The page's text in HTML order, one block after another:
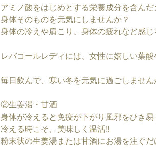
アミノ酸をはじめとする栄養成分を含ん
身体そのものを元気にしませんか？
身体の冷えや肩こり、身体の疲れなど感
レバコールレディには、女性に嬉しい葉
毎日飲んで、寒い冬を元気に過ごしません
②生姜湯・甘酒
身体が冷えると免疫が下がり風邪をひき易
冷える時こそ、美味しく温活‼️
粉末状の生姜湯または甘酒にお湯を注ぐだ